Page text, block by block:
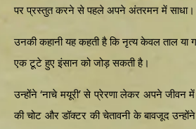
पर प्रस्तुत करने से पहले अपने अंतरमन में साधा।
उनकी कहानी यह कहती है कि नृत्य केवल ताल या
एक टूटे हुए इंसान को जोड़ सकती है।
उन्होंने ‘नाचे मयूरी’ से प्रेरणा लेकर अपने जीवन
की चोट और डॉक्टर की चेतावनी के बावजूद